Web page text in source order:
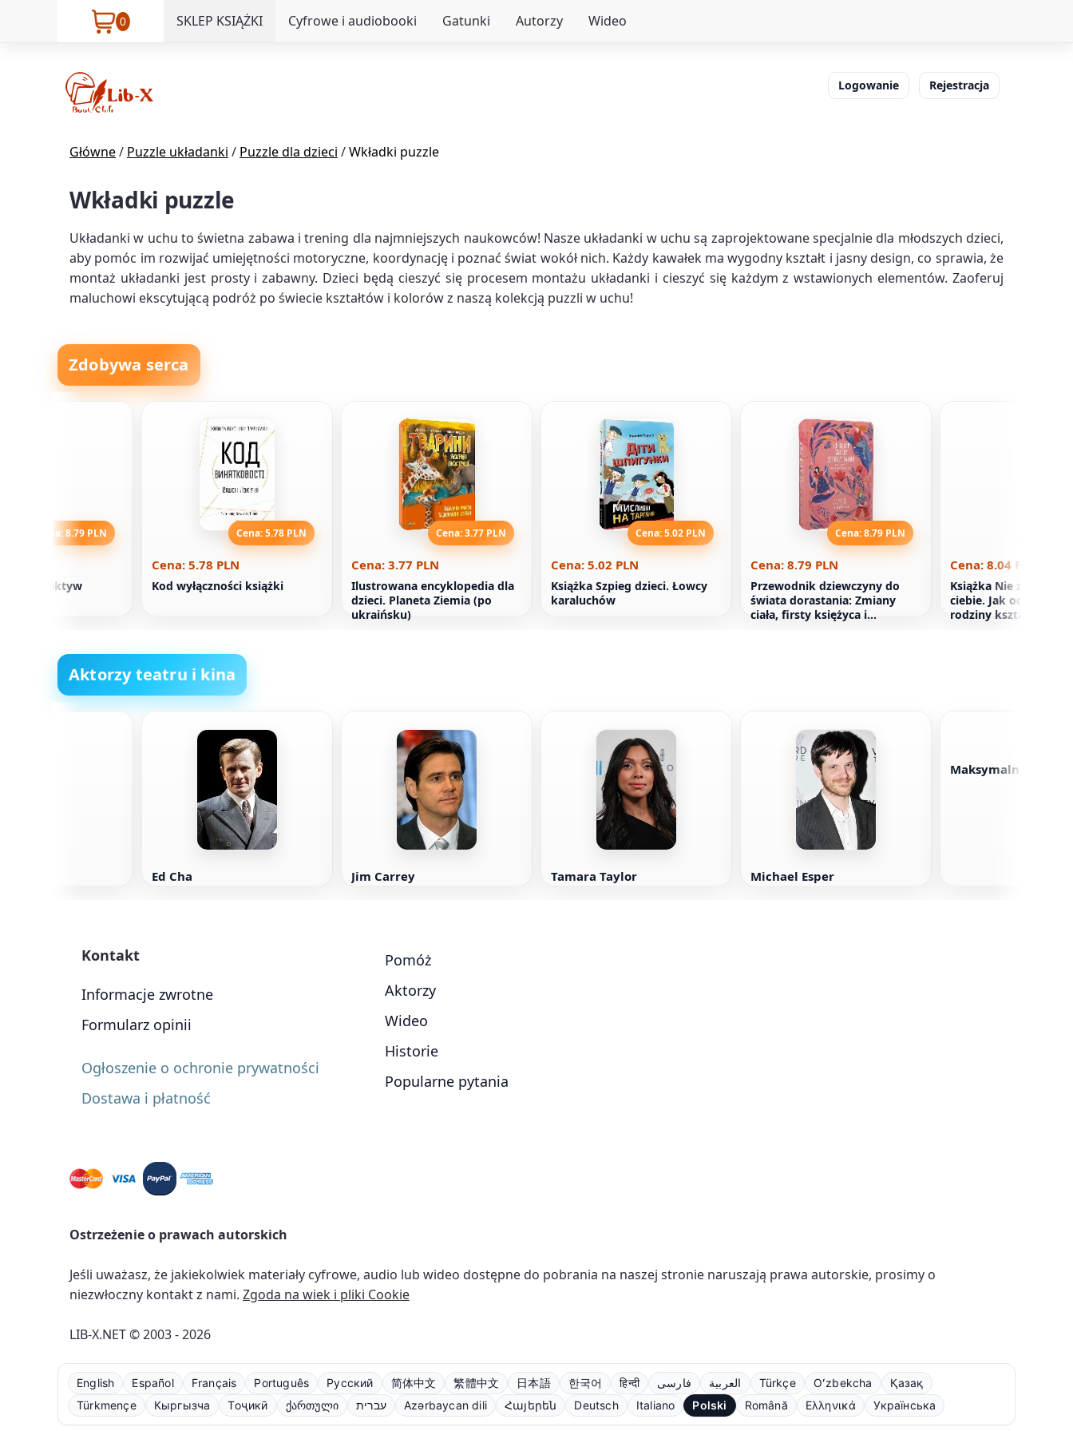
0 SKLEP KSIĄŻKI Cyfrowe i audiobooki Gatunki Autorzy Wideo
Logowanie Rejestracja
Główne/ Puzzle układanki / Puzzle dla dzieci /Wkładki puzzle
Wkładki puzzle
Układanki w uchu to świetna zabawa i trening dla najmniejszych naukowców! Nasze układanki w uchu są zaprojektowane specjalnie dla młodszych dzieci,
aby pomóc im rozwijać umiejętności motoryczne, koordynację i poznać świat wokół nich. Każdy kawałek ma wygodny kształt i jasny design, co sprawia, że
montaż układanki jest prosty i zabawny. Dzieci będą cieszyć się procesem montażu układanki i cieszyć się każdym z wstawionych elementów. Zaoferuj
maluchowi ekscytującą podróż po świecie kształtów i kolorów z naszą kolekcją puzzli w uchu!
Zdobywa serca
Cena: 8.79 PLN
Detektyw
Cena: 5.78 PLN
Cena: 5.78 PLN
Kod wyłączności książki
Cena: 3.77 PLN
Cena: 3.77 PLN
Ilustrowana encyklopedia dla
dzieci. Planeta Ziemia (po
ukraińsku)
Cena: 5.02 PLN
Cena: 5.02 PLN
Książka Szpieg dzieci. Łowcy
karaluchów
Cena: 8.79 PLN
Cena: 8.79 PLN
Przewodnik dziewczyny do
świata dorastania: Zmiany
ciała, firsty księżyca i
Cena: 8.04 PLN
Książka Nie zaczęła
ciebie. Jak
rodziny kształtuje
Aktorzy teatru i kina
Ed Cha Jim Carrey Tamara Taylor Michael Esper
Maksymalny
Kontakt
Informacje zwrotne
Formularz opinii
Ogłoszenie o ochronie prywatności
Dostawa i płatność
Pomóż
Aktorzy
Wideo
Historie
Popularne pytania
Ostrzeżenie o prawach autorskich
Jeśli uważasz, że jakiekolwiek materiały cyfrowe, audio lub wideo dostępne do pobrania na naszej stronie naruszają prawa autorskie, prosimy o
niezwłoczny kontakt z nami. Zgoda na wiek i pliki Cookie
LIB-X.NET © 2003 - 2026
English Español Français Português Русский 简体中文 繁體中文 日本語 한국어 हिन्दी فارسی العربية Türkçe Oʻzbekcha
Қазақ
Türkmençe
Кыргызча Тоҷикӣ ქართული עברית Azərbaycan dili Հայերեն Deutsch Italiano Polski Română Ελληνικά Українська